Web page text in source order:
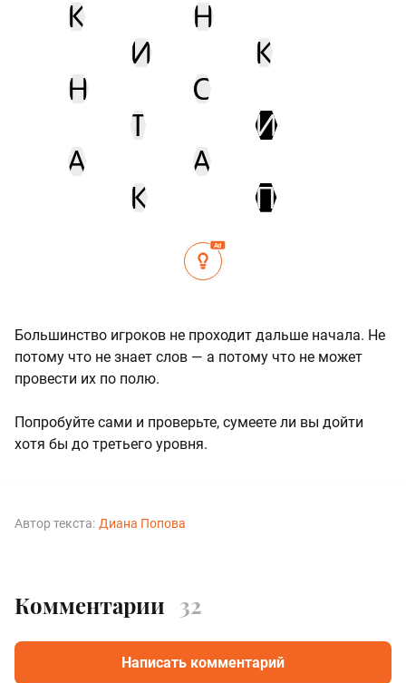
К
И
Н
К
Н
Т
С
И
А
К
А
П
Ad
Большинство игроков не проходит дальше начала. Не
потому что не знает слов — а потому что не может
провести их по полю.
Попробуйте сами и проверьте, сумеете ли вы дойти
хотя бы до третьего уровня.
Автор текста: Диана Попова
Комментарии 32
Написать комментарий